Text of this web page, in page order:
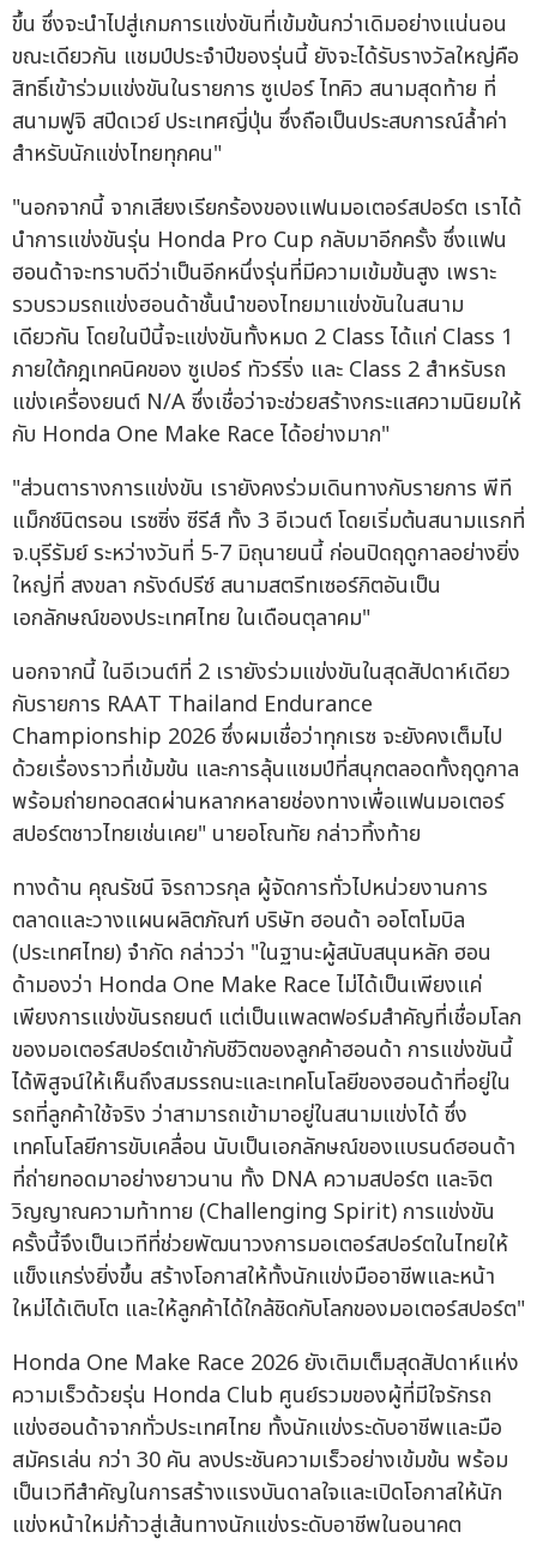
ขึ้น ซึ่งจะนำไปสู่เกมการแข่งขันที่เข้มข้นกว่าเดิมอย่างแน่นอน
ขณะเดียวกัน แชมป์ประจำปีของรุ่นนี้ ยังจะได้รับรางวัลใหญ่คือ
สิทธิ์เข้าร่วมแข่งขันในรายการ ซูเปอร์ ไทคิว สนามสุดท้าย ที่
สนามฟูจิ สปีดเวย์ ประเทศญี่ปุ่น ซึ่งถือเป็นประสบการณ์ล้ำค่า
สำหรับนักแข่งไทยทุกคน"
"นอกจากนี้ จากเสียงเรียกร้องของแฟนมอเตอร์สปอร์ต เราได้
นำการแข่งขันรุ่น Honda Pro Cup กลับมาอีกครั้ง ซึ่งแฟน
ฮอนด้าจะทราบดีว่าเป็นอีกหนึ่งรุ่นที่มีความเข้มข้นสูง เพราะ
รวบรวมรถแข่งฮอนด้าชั้นนำของไทยมาแข่งขันในสนาม
เดียวกัน โดยในปีนี้จะแข่งขันทั้งหมด 2 Class ได้แก่ Class 1
ภายใต้กฎเทคนิคของ ซูเปอร์ ทัวร์ริ่ง และ Class 2 สำหรับรถ
แข่งเครื่องยนต์ N/A ซึ่งเชื่อว่าจะช่วยสร้างกระแสความนิยมให้
กับ Honda One Make Race ได้อย่างมาก"
"ส่วนตารางการแข่งขัน เรายังคงร่วมเดินทางกับรายการ พีที
แม็กซ์นิตรอน เรซซิ่ง ซีรีส์ ทั้ง 3 อีเวนต์ โดยเริ่มต้นสนามแรกที่
จ.บุรีรัมย์ ระหว่างวันที่ 5-7 มิถุนายนนี้ ก่อนปิดฤดูกาลอย่างยิ่ง
ใหญ่ที่ สงขลา กรังด์ปรีซ์ สนามสตรีทเซอร์กิตอันเป็น
เอกลักษณ์ของประเทศไทย ในเดือนตุลาคม"
นอกจากนี้ ในอีเวนต์ที่ 2 เรายังร่วมแข่งขันในสุดสัปดาห์เดียว
กับรายการ RAAT Thailand Endurance
Championship 2026 ซึ่งผมเชื่อว่าทุกเรซ จะยังคงเต็มไป
ด้วยเรื่องราวที่เข้มข้น และการลุ้นแชมป์ที่สนุกตลอดทั้งฤดูกาล
พร้อมถ่ายทอดสดผ่านหลากหลายช่องทางเพื่อแฟนมอเตอร์
สปอร์ตชาวไทยเช่นเคย" นายอโณทัย กล่าวทิ้งท้าย
ทางด้าน คุณรัชนี จิรถาวรกุล ผู้จัดการทั่วไปหน่วยงานการ
ตลาดและวางแผนผลิตภัณฑ์ บริษัท ฮอนด้า ออโตโมบิล
(ประเทศไทย) จำกัด กล่าวว่า "ในฐานะผู้สนับสนุนหลัก ฮอน
ด้ามองว่า Honda One Make Race ไม่ได้เป็นเพียงแค่
เพียงการแข่งขันรถยนต์ แต่เป็นแพลตฟอร์มสำคัญที่เชื่อมโลก
ของมอเตอร์สปอร์ตเข้ากับชีวิตของลูกค้าฮอนด้า การแข่งขันนี้
ได้พิสูจน์ให้เห็นถึงสมรรถนะและเทคโนโลยีของฮอนด้าที่อยู่ใน
รถที่ลูกค้าใช้จริง ว่าสามารถเข้ามาอยู่ในสนามแข่งได้ ซึ่ง
เทคโนโลยีการขับเคลื่อน นับเป็นเอกลักษณ์ของแบรนด์ฮอนด้า
ที่ถ่ายทอดมาอย่างยาวนาน ทั้ง DNA ความสปอร์ต และจิต
วิญญาณความท้าทาย (Challenging Spirit) การแข่งขัน
ครั้งนี้จึงเป็นเวทีที่ช่วยพัฒนาวงการมอเตอร์สปอร์ตในไทยให้
แข็งแกร่งยิ่งขึ้น สร้างโอกาสให้ทั้งนักแข่งมืออาชีพและหน้า
ใหม่ได้เติบโต และให้ลูกค้าได้ใกล้ชิดกับโลกของมอเตอร์สปอร์ต"
Honda One Make Race 2026 ยังเติมเต็มสุดสัปดาห์แห่ง
ความเร็วด้วยรุ่น Honda Club ศูนย์รวมของผู้ที่มีใจรักรถ
แข่งฮอนด้าจากทั่วประเทศไทย ทั้งนักแข่งระดับอาชีพและมือ
สมัครเล่น กว่า 30 คัน ลงประชันความเร็วอย่างเข้มข้น พร้อม
เป็นเวทีสำคัญในการสร้างแรงบันดาลใจและเปิดโอกาสให้นัก
แข่งหน้าใหม่ก้าวสู่เส้นทางนักแข่งระดับอาชีพในอนาคต